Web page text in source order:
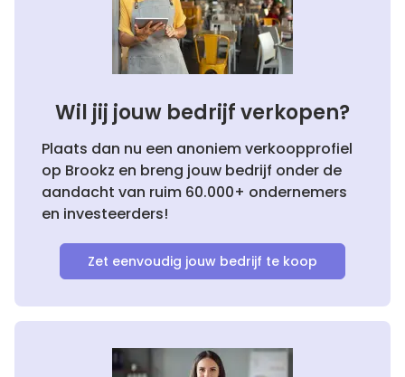
Wil jij jouw bedrijf verkopen?
Plaats dan nu een anoniem verkoopprofiel
op Brookz en breng jouw bedrijf onder de
aandacht van ruim 60.000+ ondernemers
en investeerders!
Zet eenvoudig jouw bedrijf te koop